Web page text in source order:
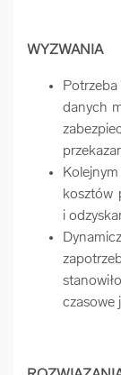
WYZWANIA
danych
kosztów
i
czasowe